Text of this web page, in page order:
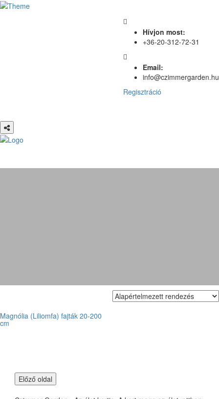
Hívjon most:
+36-20-312-72-31
Email:
info@czimmergarden.hu
Regisztráció
Magnólia (Liliomfa) fajták 20-200
cm